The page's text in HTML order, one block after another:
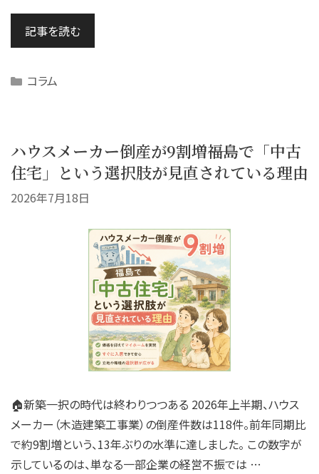
記事を読む
Categories
コラム
ハウスメーカー倒産が9割増――福島で「中古
住宅」という選択肢が見直されている理由
2026年7月18日
🏠新築一択の時代は終わりつつある 2026年上半期、ハウス
メーカー（木造建築工事業）の倒産件数は118件。前年同期比
で約9割増という、13年ぶりの水準に達しました。 この数字が
示しているのは、単なる一部企業の経営不振では …